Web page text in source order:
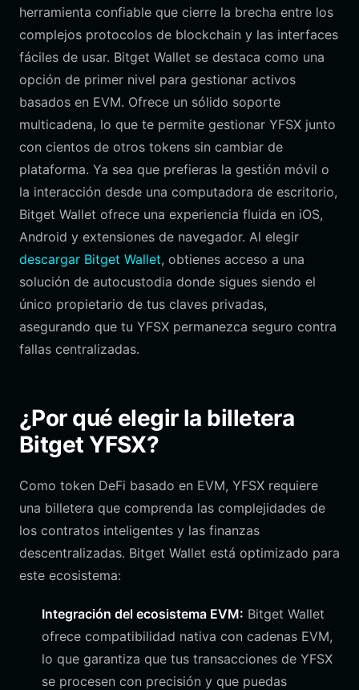
herramienta confiable que cierre la brecha entre los
complejos protocolos de blockchain y las interfaces
fáciles de usar. Bitget Wallet se destaca como una
opción de primer nivel para gestionar activos
basados en EVM. Ofrece un sólido soporte
multicadena, lo que te permite gestionar YFSX junto
con cientos de otros tokens sin cambiar de
plataforma. Ya sea que prefieras la gestión móvil o
la interacción desde una computadora de escritorio,
Bitget Wallet ofrece una experiencia fluida en iOS,
Android y extensiones de navegador. Al elegir
descargar Bitget Wallet, obtienes acceso a una
solución de autocustodia donde sigues siendo el
único propietario de tus claves privadas,
asegurando que tu YFSX permanezca seguro contra
fallas centralizadas.
¿Por qué elegir la billetera
Bitget YFSX?
Como token DeFi basado en EVM, YFSX requiere
una billetera que comprenda las complejidades de
los contratos inteligentes y las finanzas
descentralizadas. Bitget Wallet está optimizado para
este ecosistema:
Integración del ecosistema EVM: Bitget Wallet
ofrece compatibilidad nativa con cadenas EVM,
lo que garantiza que tus transacciones de YFSX
se procesen con precisión y que puedas